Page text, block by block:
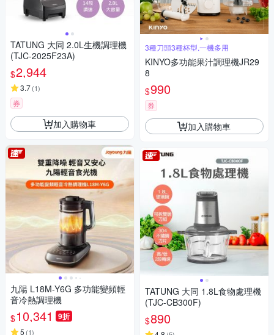
TATUNG 大同 2.0L生機調理機
(TJC-2025F23A)
$2,944
3.7(1)
券
加入購物車
九陽 L18M-Y6G 多功能變頻輕
音冷熱調理機
$10,341 9折
5 (1)
3種刀頭3種杯型,一機多用
KINYO多功能果汁調理機JR29
8
$990
券
加入購物車
TATUNG 大同 1.8L食物處理機
(TJC-CB300F)
$890